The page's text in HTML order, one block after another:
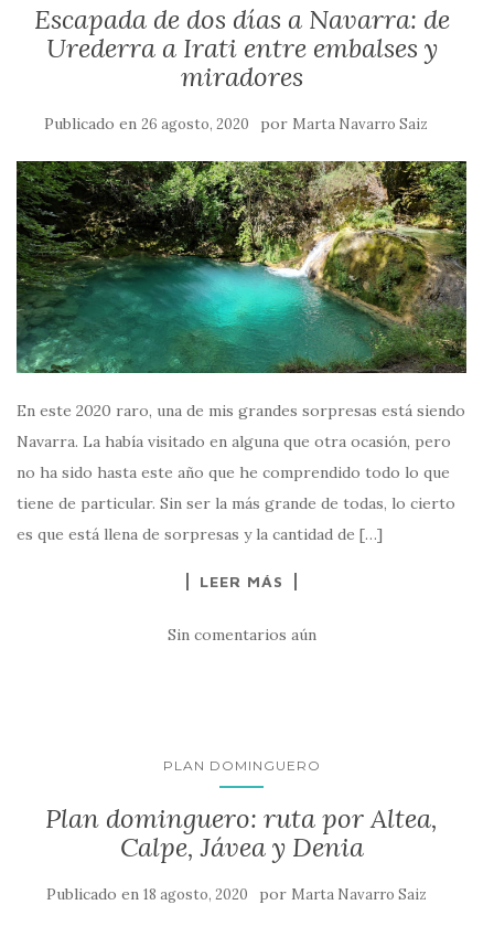
Escapada de dos días a Navarra: de
Urederra a Irati entre embalses y
miradores
Publicado en 26 agosto, 2020 por Marta Navarro Saiz
En este 2020 raro, una de mis grandes sorpresas está siendo
Navarra. La había visitado en alguna que otra ocasión, pero
no ha sido hasta este año que he comprendido todo lo que
tiene de particular. Sin ser la más grande de todas, lo cierto
es que está llena de sorpresas y la cantidad de […]
LEER MÁS
Sin comentarios aún
PLAN DOMINGUERO
Plan dominguero: ruta por Altea,
Calpe, Jávea y Denia
Publicado en 18 agosto, 2020 por Marta Navarro Saiz